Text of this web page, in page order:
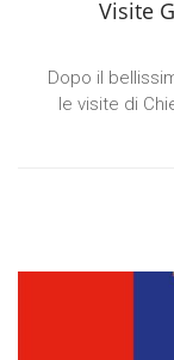
Visite
Dopo il
le visite di